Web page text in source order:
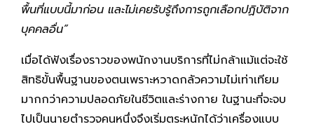
พื้นที่แบบนี้มาก่อน และไม่เคยรับรู้ถึงการถูกเลือกปฏิบัติจาก
บุคคลอื่น”
เมื่อได้ฟังเรื่องราวของพนักงานบริการที่ไม่กล้าแม้แต่จะใช้
สิทธิขั้นพื้นฐานของตนเพราะหวาดกลัวความไม่เท่าเทียม
มากกว่าความปลอดภัยในชีวิตและร่างกาย ในฐานะที่จะจบ
ไปเป็นนายตำรวจคนหนึ่งจึงเริ่มตระหนักได้ว่าเครื่องแบบ